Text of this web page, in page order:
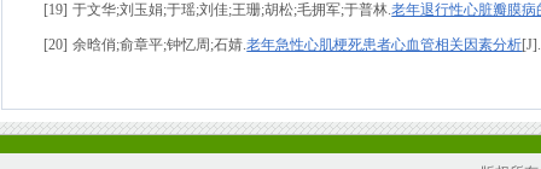
[19] 于文华;刘玉娟;于瑶;刘佳;王珊;胡松;毛拥军;于普林.老年退行性心脏瓣膜
[20] 余晗俏;俞章平;钟忆周;石婧.老年急性心肌梗死患者心血管相关因素分析